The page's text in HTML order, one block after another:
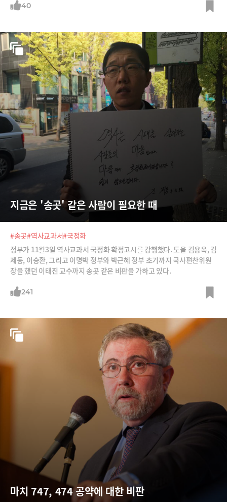
40
지금은 '송곳' 같은 사람이 필요한 때
#송곳#역사교과서#국정화
정부가 11월3일 역사교과서 국정화 확정고시를 강행했다. 도올 김용옥, 김
제동, 이승환, 그리고 이명박 정부와 박근혜 정부 초기까지 국사편찬위원
장을 했던 이태진 교수까지 송곳 같은 비판을 가하고 있다.
241
마치 747, 474 공약에 대한 비판